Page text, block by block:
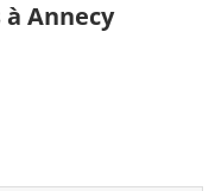
Annecy